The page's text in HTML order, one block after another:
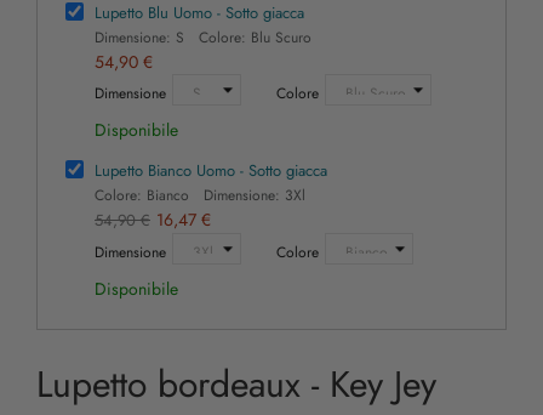
Lupetto Blu Uomo - Sotto giacca
Dimensione: S Colore: Blu Scuro
54,90 €
Dimensione Colore
Disponibile
Lupetto Bianco Uomo - Sotto giacca
Colore: Bianco Dimensione: 3Xl
54,90 € 16,47 €
Dimensione Colore
Disponibile
Lupetto bordeaux - Key Jey